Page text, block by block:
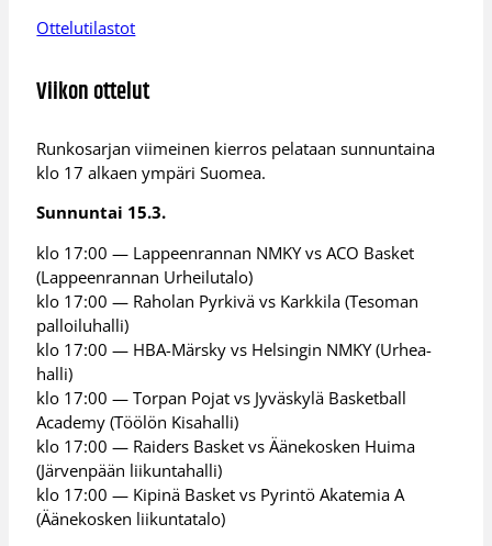
Ottelutilastot
Viikon ottelut
Runkosarjan viimeinen kierros pelataan sunnuntaina
klo 17 alkaen ympäri Suomea.
Sunnuntai 15.3.
klo 17:00 — Lappeenrannan NMKY vs ACO Basket
(Lappeenrannan Urheilutalo)
klo 17:00 — Raholan Pyrkivä vs Karkkila (Tesoman
palloiluhalli)
klo 17:00 — HBA-Märsky vs Helsingin NMKY (Urhea-
halli)
klo 17:00 — Torpan Pojat vs Jyväskylä Basketball
Academy (Töölön Kisahalli)
klo 17:00 — Raiders Basket vs Äänekosken Huima
(Järvenpään liikuntahalli)
klo 17:00 — Kipinä Basket vs Pyrintö Akatemia A
(Äänekosken liikuntatalo)